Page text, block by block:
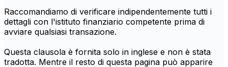
Raccomandiamo di verificare indipendentemente tutti i
dettagli con l'istituto finanziario competente prima di
avviare qualsiasi transazione.
Questa clausola è fornita solo in inglese e non è stata
tradotta. Mentre il resto di questa pagina può apparire